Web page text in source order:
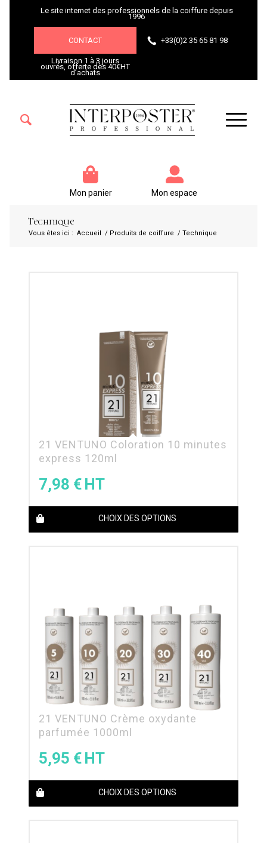
Livraison 1 à 3 jours
ouvrés, offerte dès 40€HT
d’achats
Le site internet des professionnels de la coiffure depuis
1996
CONTACT +33(0)2 35 65 81 98
Mon panier Mon espace
Technique
Vous êtes ici : Accueil / Produits de coiffure / Technique
21 VENTUNO Coloration 10 minutes
express 120ml
7,98 €
CHOIX DES OPTIONS
21 VENTUNO Crème oxydante
parfumée 1000ml
5,95 €
CHOIX DES OPTIONS